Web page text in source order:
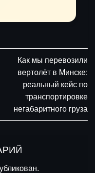
Как мы перевозили
вертолёт в Минске:
реальный кейс по
транспортировке
негабаритного груза